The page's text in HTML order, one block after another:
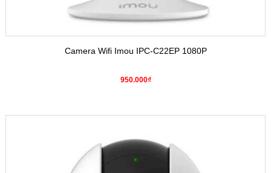
Camera Wifi Imou IPC-C22EP 1080P
950.000₫